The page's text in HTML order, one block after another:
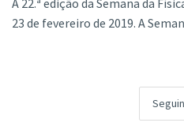
A 22.ª edição da Semana da
23 de fevereiro de 2019. A